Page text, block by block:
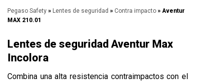
Pegaso Safety » Lentes de seguridad » Contra impacto » Aventur
MAX 210.01
Lentes de seguridad Aventur Max
Incolora
Combina una alta resistencia contraimpactos con el